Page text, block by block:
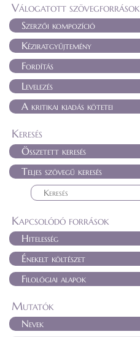
Válogatott szövegforrások
Szerzői kompozíció
Kéziratgyűjtemény
Fordítás
Levelezés
A kritikai kiadás kötetei
Keresés
Összetett keresés
Teljes szövegű keresés
Kapcsolódó források
Hitelesség
Énekelt költészet
Filológiai alapok
Mutatók
Nevek